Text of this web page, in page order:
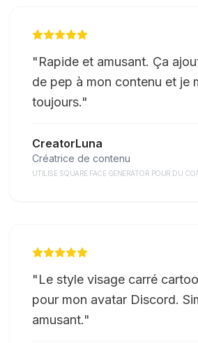
"Rapide et amusant. Ça
de pep à mon contenu et je
toujours."
CreatorLuna
Créatrice de contenu
UTILISE SQUARE FACE GENERATOR POUR DU
"Le style visage carré
pour mon avatar Discord.
amusant."